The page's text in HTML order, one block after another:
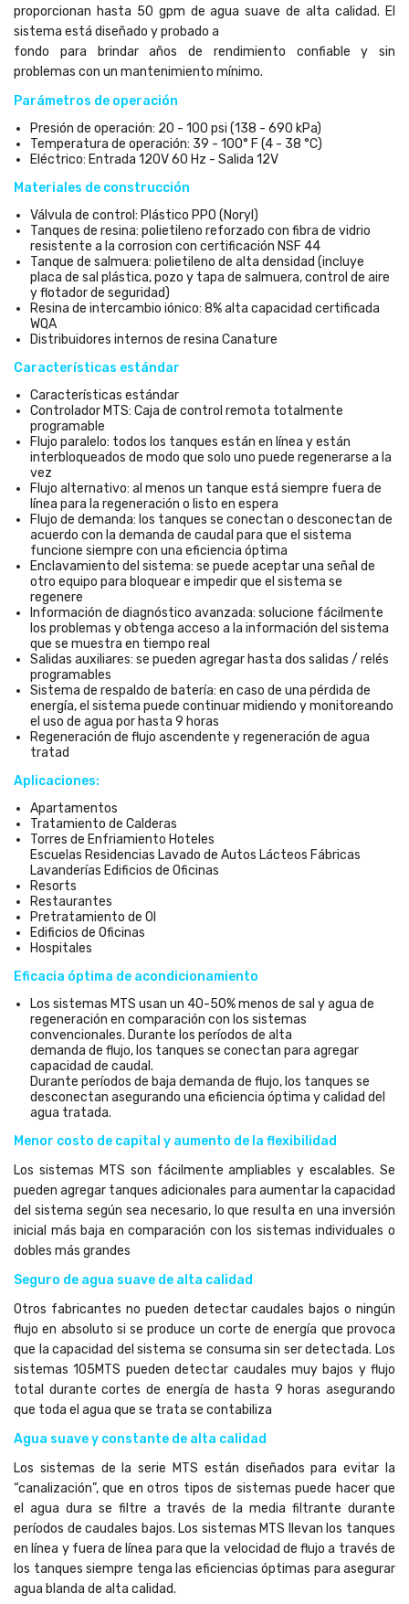
proporcionan hasta 50 gpm de agua suave de alta calidad. El
sistema está diseñado y probado a
fondo para brindar años de rendimiento confiable y sin
problemas con un mantenimiento mínimo.
Parámetros de operación
Presión de operación: 20 - 100 psi (138 - 690 kPa)
Temperatura de operación: 39 - 100° F (4 - 38 °C)
Eléctrico: Entrada 120V 60 Hz - Salida 12V
Materiales de construcción
Válvula de control: Plástico PPO (Noryl)
Tanques de resina: polietileno reforzado con fibra de vidrio
resistente a la corrosion con certificación NSF 44
Tanque de salmuera: polietileno de alta densidad (incluye
placa de sal plástica, pozo y tapa de salmuera, control de aire
y flotador de seguridad)
Resina de intercambio iónico: 8% alta capacidad certificada
WQA
Distribuidores internos de resina Canature
Características estándar
Características estándar
Controlador MTS: Caja de control remota totalmente
programable
Flujo paralelo: todos los tanques están en línea y están
interbloqueados de modo que solo uno puede regenerarse a la
vez
Flujo alternativo: al menos un tanque está siempre fuera de
línea para la regeneración o listo en espera
Flujo de demanda: los tanques se conectan o desconectan de
acuerdo con la demanda de caudal para que el sistema
funcione siempre con una eficiencia óptima
Enclavamiento del sistema: se puede aceptar una señal de
otro equipo para bloquear e impedir que el sistema se
regenere
Información de diagnóstico avanzada: solucione fácilmente
los problemas y obtenga acceso a la información del sistema
que se muestra en tiempo real
Salidas auxiliares: se pueden agregar hasta dos salidas / relés
programables
Sistema de respaldo de batería: en caso de una pérdida de
energía, el sistema puede continuar midiendo y monitoreando
el uso de agua por hasta 9 horas
Regeneración de flujo ascendente y regeneración de agua
tratad
Aplicaciones:
Apartamentos
Tratamiento de Calderas
Torres de Enfriamiento Hoteles
Escuelas Residencias Lavado de Autos Lácteos Fábricas
Lavanderías Edificios de Oficinas
Resorts
Restaurantes
Pretratamiento de OI
Edificios de Oficinas
Hospitales
Eficacia óptima de acondicionamiento
Los sistemas MTS usan un 40-50% menos de sal y agua de
regeneración en comparación con los sistemas
convencionales. Durante los períodos de alta
demanda de flujo, los tanques se conectan para agregar
capacidad de caudal.
Durante períodos de baja demanda de flujo, los tanques se
desconectan asegurando una eficiencia óptima y calidad del
agua tratada.
Menor costo de capital y aumento de la flexibilidad
Los sistemas MTS son fácilmente ampliables y escalables. Se
pueden agregar tanques adicionales para aumentar la capacidad
del sistema según sea necesario, lo que resulta en una inversión
inicial más baja en comparación con los sistemas individuales o
dobles más grandes
Seguro de agua suave de alta calidad
Otros fabricantes no pueden detectar caudales bajos o ningún
flujo en absoluto si se produce un corte de energía que provoca
que la capacidad del sistema se consuma sin ser detectada. Los
sistemas 105MTS pueden detectar caudales muy bajos y flujo
total durante cortes de energía de hasta 9 horas asegurando
que toda el agua que se trata se contabiliza
Agua suave y constante de alta calidad
Los sistemas de la serie MTS están diseñados para evitar la
“canalización”, que en otros tipos de sistemas puede hacer que
el agua dura se filtre a través de la media filtrante durante
períodos de caudales bajos. Los sistemas MTS llevan los tanques
en línea y fuera de línea para que la velocidad de flujo a través de
los tanques siempre tenga las eficiencias óptimas para asegurar
agua blanda de alta calidad.